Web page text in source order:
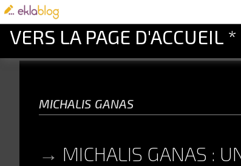
VERS LA PAGE D'ACCUEIL
michalis ganas
MICHALIS GANAS :